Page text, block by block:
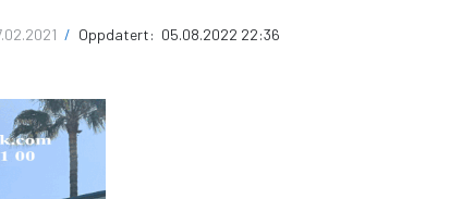
/ Oppdatert: 05.08.2022 22:36